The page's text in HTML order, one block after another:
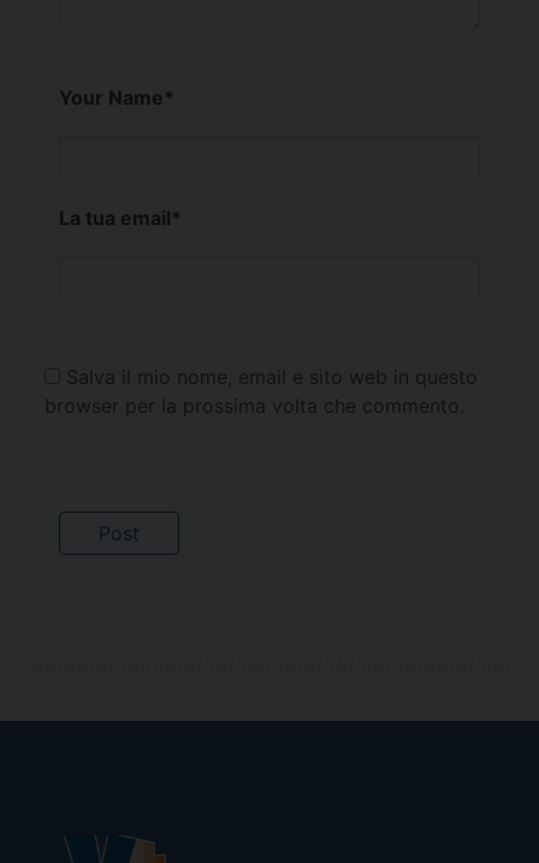
Your Name*
La tua email*
Salva il mio nome, email e sito web in questo
browser per la prossima volta che commento.